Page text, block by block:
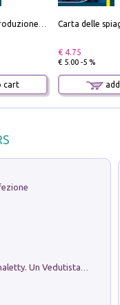
Destra sociale. Introduzione alla «terza via», tra identità, comunità e alternativa al sistema
cart
€ 4.75
€ 5.00 -5 %
Pietro Bellotti Detto Canaletty. Un Vedutista Veneziano nella Francia dell'Ancien Régime